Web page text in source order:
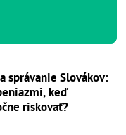
správanie Slovákov:
keď
riskovať?